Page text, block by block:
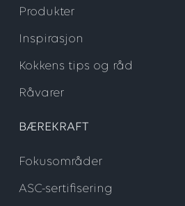
Produkter
Inspirasjon
Kokkens tips og råd
Råvarer
BÆREKRAFT
Fokusområder
ASC-sertifisering